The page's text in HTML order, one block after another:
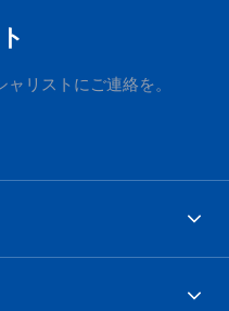
リストにご連絡を。